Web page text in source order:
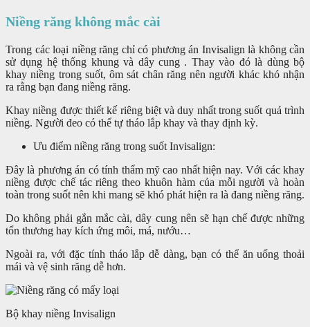
Niềng răng không mắc cài
Trong các loại niềng răng chỉ có phương án Invisalign là không cần
sử dụng hệ thống khung và dây cung . Thay vào đó là dùng bộ
khay niềng trong suốt, ôm sát chân răng nên người khác khó nhận
ra rằng bạn đang niềng răng.
Khay niềng được thiết kế riêng biệt và duy nhất trong suốt quá trình
niềng. Người đeo có thể tự tháo lắp khay và thay định kỳ.
Ưu điểm niềng răng trong suốt Invisalign:
Đây là phương án có tính thẩm mỹ cao nhất hiện nay. Với các khay
niềng được chế tác riêng theo khuôn hàm của mỗi người và hoàn
toàn trong suốt nên khi mang sẽ khó phát hiện ra là đang niềng răng.
Do không phải gắn mắc cài, dây cung nên sẽ hạn chế được những
tổn thương hay kích ứng môi, má, nướu…
Ngoài ra, với đặc tính tháo lắp dễ dàng, bạn có thể ăn uống thoải
mái và vệ sinh răng dễ hơn.
Bộ khay niềng Invisalign